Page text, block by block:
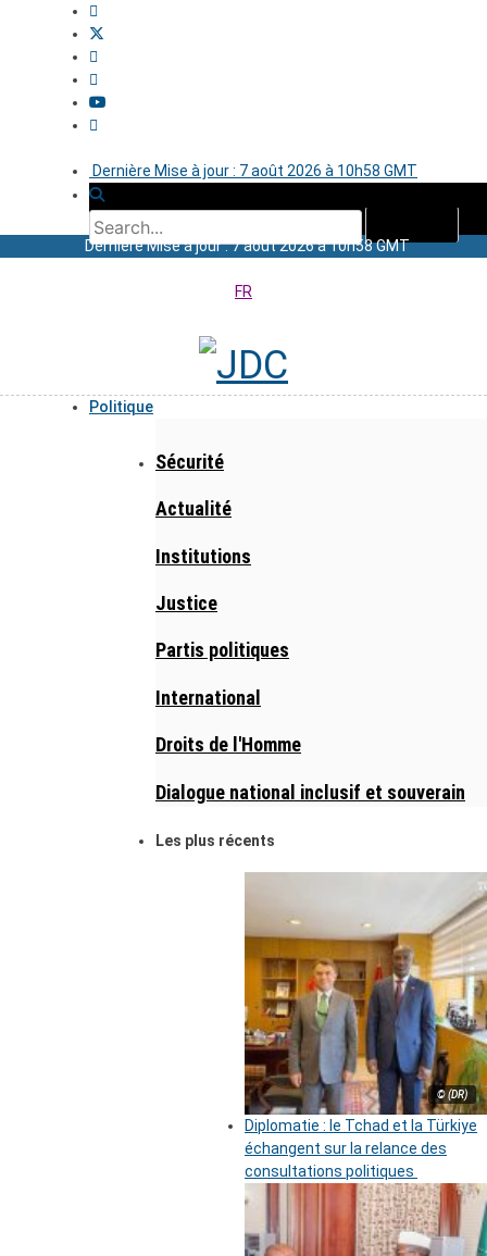
Dernière Mise à jour : 7 août 2026 à 10h58 GMT
Dernière Mise à jour : 7 août 2026 à 10h58 GMT
FR
Politique
Sécurité
Actualité
Institutions
Justice
Partis politiques
International
Droits de l'Homme
Dialogue national inclusif et souverain
Les plus récents
© (DR)
Diplomatie : le Tchad et la Türkiye
échangent sur la relance des
consultations politiques